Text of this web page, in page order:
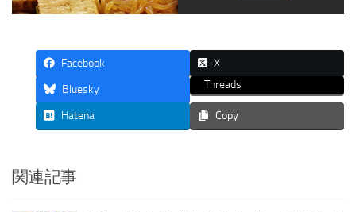
Facebook X
Bluesky Threads
Hatena Copy
関連記事